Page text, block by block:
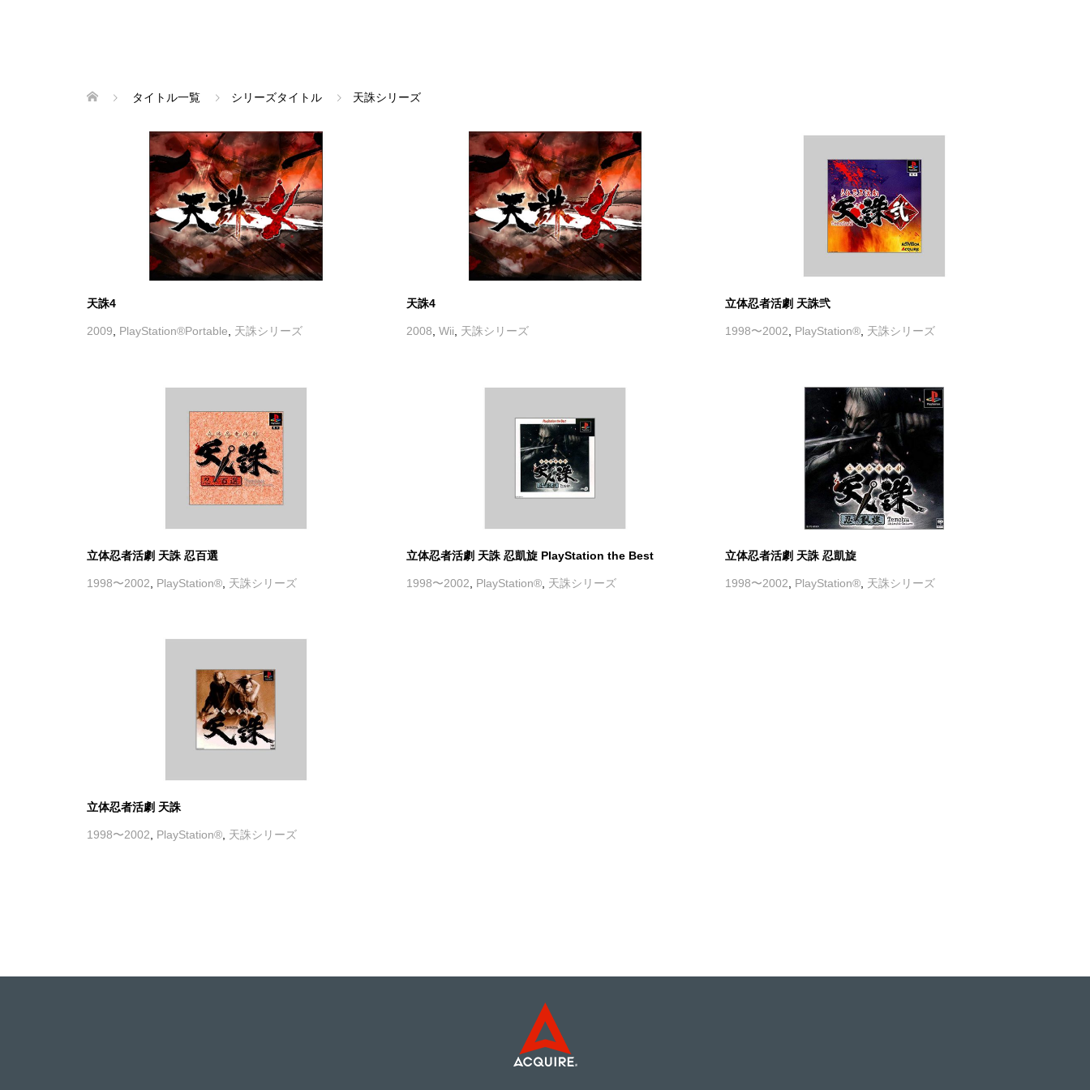
タイトル一覧 シリーズタイトル 天誅シリーズ
天誅4
2009 PlayStation®Portable 天誅シリーズ
天誅4
2008 Wii 天誅シリーズ
立体忍者活劇 天誅弐
1998〜2002 PlayStation® 天誅シリーズ
立体忍者活劇 天誅 忍百選
1998〜2002 PlayStation® 天誅シリーズ
立体忍者活劇 天誅 忍凱旋 PlayStation the Best
1998〜2002 PlayStation®, 天誅シリーズ
立体忍者活劇 天誅 忍凱旋
1998〜2002 PlayStation® 天誅シリーズ
立体忍者活劇 天誅
1998〜2002, PlayStation®, 天誅シリーズ